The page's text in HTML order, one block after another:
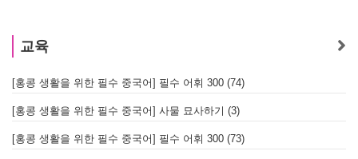
교육
[홍콩 생활을 위한 필수 중국어] 필수 어휘 300 (74)
[홍콩 생활을 위한 필수 중국어] 사물 묘사하기 (3)
[홍콩 생활을 위한 필수 중국어] 필수 어휘 300 (73)